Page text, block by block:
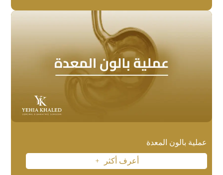
عملية بالون المعدة
أعرف أكثر L